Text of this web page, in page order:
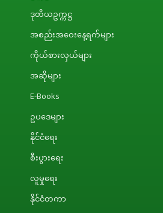
ဒုတိယဥက္ကဋ္ဌ
အစည်းအဝေးနေ့ရက်များ
ကိုယ်စားလှယ်များ
အဆိုများ
E-Books
ဥပဒေများ
နိုင်ငံရေး
စီးပွားရေး
လူမှုရေး
နိုင်ငံတကာ